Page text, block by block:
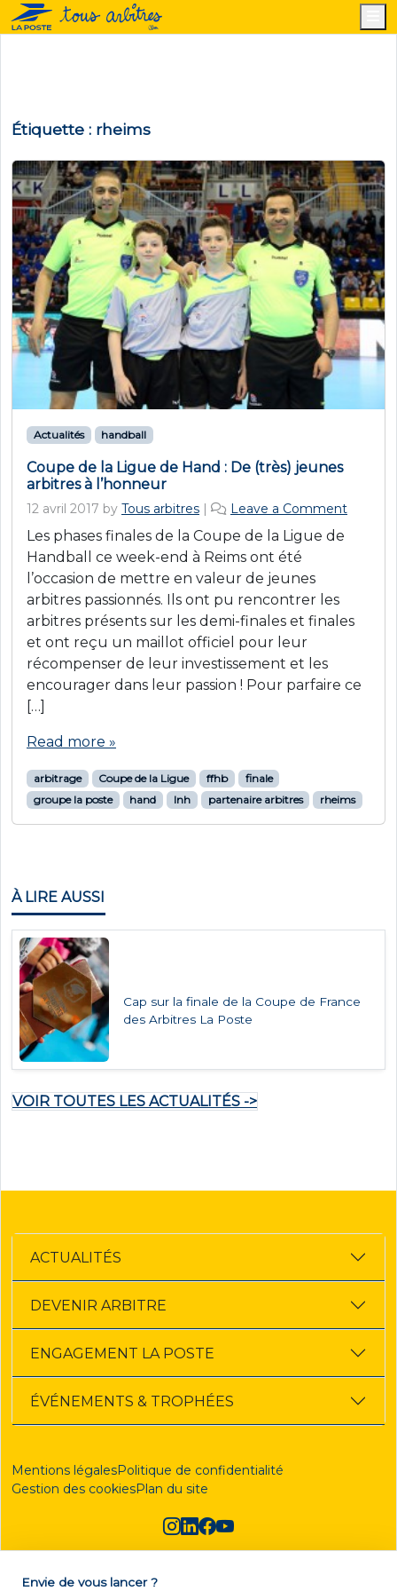
Étiquette : rheims
Actualités handball
Coupe de la Ligue de Hand : De (très) jeunes
arbitres à l’honneur
12 avril 2017 by Tous arbitres | Leave a Comment
Les phases finales de la Coupe de la Ligue de
Handball ce week-end à Reims ont été
l’occasion de mettre en valeur de jeunes
arbitres passionnés. Ils ont pu rencontrer les
arbitres présents sur les demi-finales et finales
et ont reçu un maillot officiel pour leur
récompenser de leur investissement et les
encourager dans leur passion ! Pour parfaire ce
[…]
Read more »
arbitrage Coupe de la Ligue ffhb
finale
groupe la poste
hand lnh partenaire arbitres rheims
À LIRE AUSSI
Cap sur la finale de la Coupe de France
des Arbitres La Poste
VOIR TOUTES LES ACTUALITÉS ->
ACTUALITÉS
DEVENIR ARBITRE
ENGAGEMENT LA POSTE
ÉVÉNEMENTS & TROPHÉES
Mentions légalesPolitique de confidentialité
Gestion des cookiesPlan du site
Envie de vous lancer ?